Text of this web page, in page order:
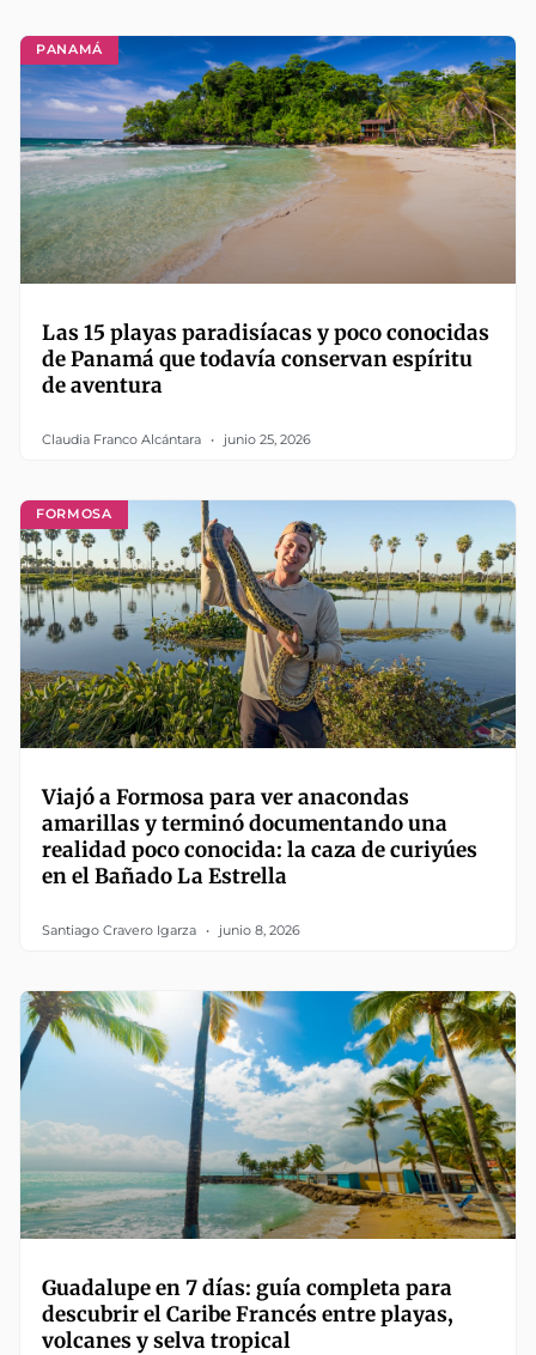
PANAMÁ
Las 15 playas paradisíacas y poco conocidas
de Panamá que todavía conservan espíritu
de aventura
Claudia Franco Alcántara junio 25, 2026
FORMOSA
Viajó a Formosa para ver anacondas
amarillas y terminó documentando una
realidad poco conocida: la caza de curiyúes
en el Bañado La Estrella
Santiago Cravero Igarza junio 8, 2026
Guadalupe en 7 días: guía completa para
descubrir el Caribe Francés entre playas,
volcanes y selva tropical